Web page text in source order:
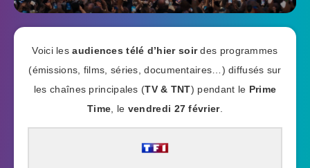
Voici lesaudiences télé d’hier soirdes programmes
(émissions, films, séries, documentaires…) diffusés sur
les chaînes principales (TV & TNT) pendant le Prime
Time , le vendredi 27 février.